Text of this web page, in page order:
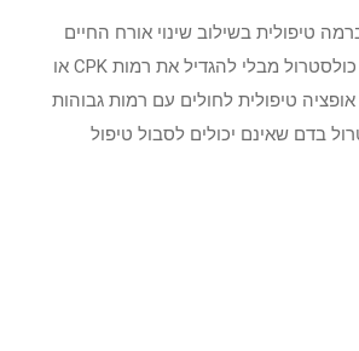
טיפולית בשילוב שינוי אורח החיים
הביאו לירידת LDL כולסטרול מבלי להגדיל את רמות CPK או
טיפולית לחולים עם רמות גבוהות
בדם שאינם יכולים לסבול טיפול